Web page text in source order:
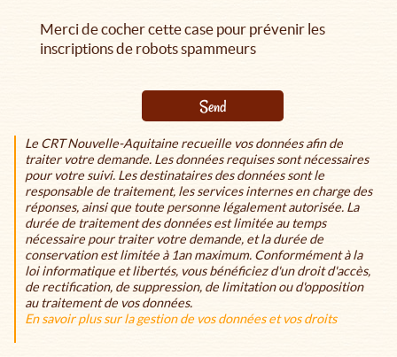
Merci de cocher cette case pour prévenir les
inscriptions de robots spammeurs
Send
Le CRT Nouvelle-Aquitaine recueille vos données afin de
traiter votre demande. Les données requises sont nécessaires
pour votre suivi. Les destinataires des données sont le
responsable de traitement, les services internes en charge des
réponses, ainsi que toute personne légalement autorisée. La
durée de traitement des données est limitée au temps
nécessaire pour traiter votre demande, et la durée de
conservation est limitée à 1an maximum. Conformément à la
loi informatique et libertés, vous bénéficiez d'un droit d'accès,
de rectification, de suppression, de limitation ou d'opposition
au traitement de vos données.
En savoir plus sur la gestion de vos données et vos droits